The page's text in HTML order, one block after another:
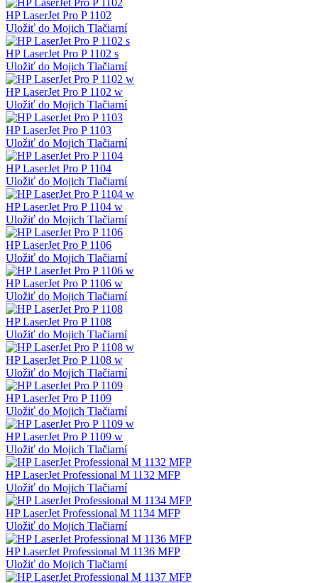
HP LaserJet Pro P 1102
Uložiť do Mojich Tlačiarní
HP LaserJet Pro P 1102 s
Uložiť do Mojich Tlačiarní
HP LaserJet Pro P 1102 w
Uložiť do Mojich Tlačiarní
HP LaserJet Pro P 1103
Uložiť do Mojich Tlačiarní
HP LaserJet Pro P 1104
Uložiť do Mojich Tlačiarní
HP LaserJet Pro P 1104 w
Uložiť do Mojich Tlačiarní
HP LaserJet Pro P 1106
Uložiť do Mojich Tlačiarní
HP LaserJet Pro P 1106 w
Uložiť do Mojich Tlačiarní
HP LaserJet Pro P 1108
Uložiť do Mojich Tlačiarní
HP LaserJet Pro P 1108 w
Uložiť do Mojich Tlačiarní
HP LaserJet Pro P 1109
Uložiť do Mojich Tlačiarní
HP LaserJet Pro P 1109 w
Uložiť do Mojich Tlačiarní
HP LaserJet Professional M 1132 MFP
Uložiť do Mojich Tlačiarní
HP LaserJet Professional M 1134 MFP
Uložiť do Mojich Tlačiarní
HP LaserJet Professional M 1136 MFP
Uložiť do Mojich Tlačiarní